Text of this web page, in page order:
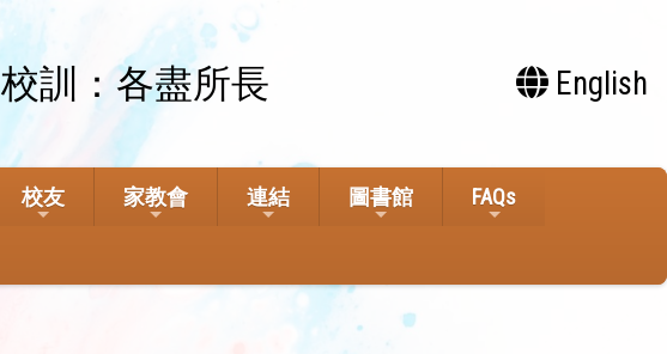
校訓：各盡所長 English
校友 家教會 連結 圖書館 FAQs